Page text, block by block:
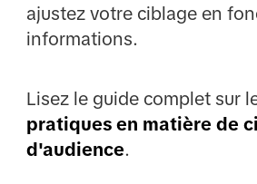
ajustez votre ciblage en
informations.
Lisez le guide complet sur
pratiques en matière de
d'audience.